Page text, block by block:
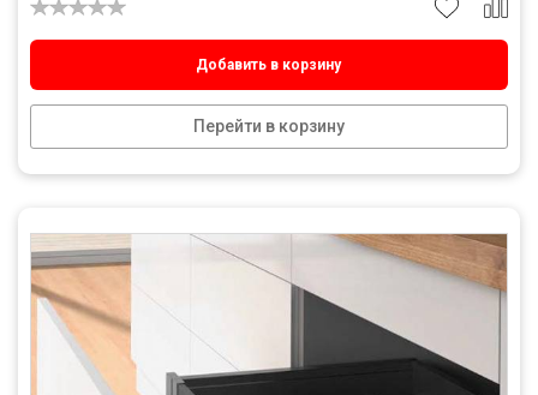
Добавить в корзину
Перейти в корзину